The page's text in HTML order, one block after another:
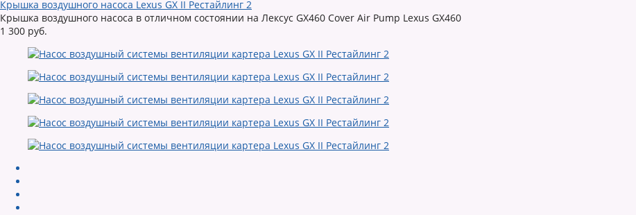
Крышка воздушного насоса Lexus GX II Рестайлинг 2
Крышка воздушного насоса в отличном состоянии на Лексус GX460 Cover Air Pump Lexus GX460
1 300 руб.